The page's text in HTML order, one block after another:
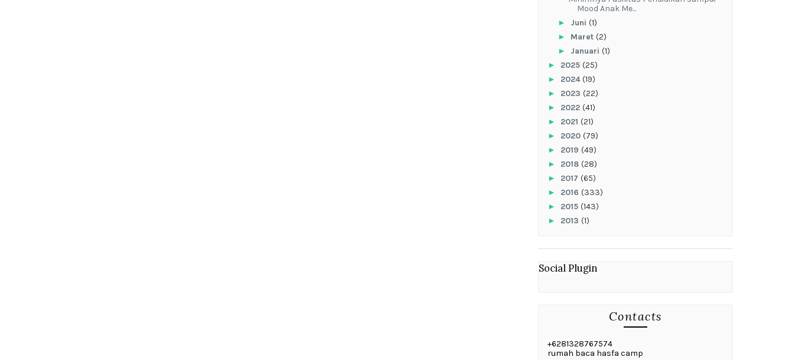
Mood Anak Me...
► Juni (1)
► Maret (2)
► Januari (1)
► 2025 (25)
► 2024(19)
► 2023 (22)
► 2022 (41)
► 2021 (21)
► 2020 (79)
► 2019 (49)
► 2018 (28)
► 2017 (65)
► 2016 (333)
► 2015 (143)
► 2013 (1)
Social Plugin
Contacts
+6281328767574
rumah baca hasfa camp